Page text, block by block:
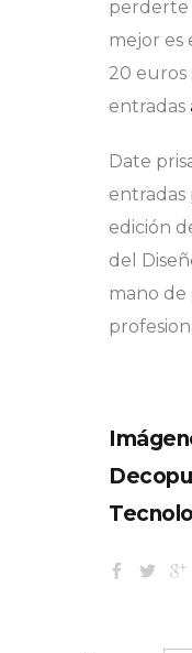
perderte
mejor es
20 euros
entradas
Date
entradas
edición
del
mano de